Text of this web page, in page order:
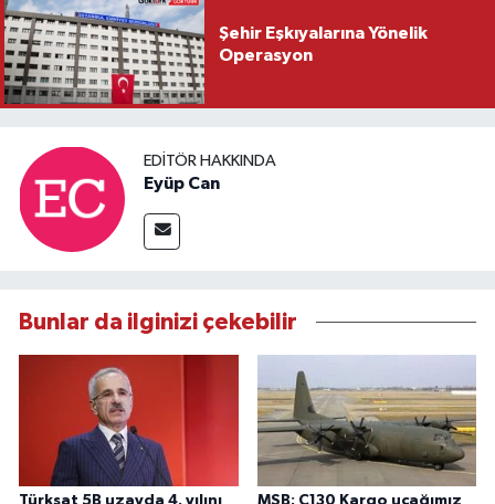
Şehir Eşkıyalarına Yönelik
Operasyon
EDITÖR HAKKINDA
Eyüp Can
Bunlar da ilginizi çekebilir
Türksat 5B uzayda 4. yılını MSB: C130 Kargo uçağımız